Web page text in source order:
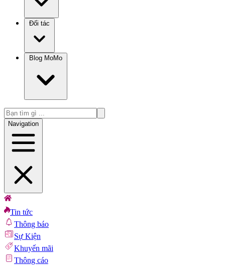
Đối tác
Blog MoMo
Navigation
Tin tức
Thông báo
Sự Kiện
Khuyến mãi
Thông cáo